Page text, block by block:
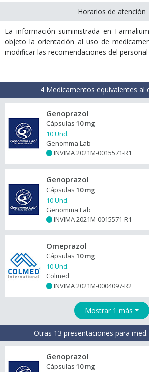
Horarios de atención
La información suministrada en
objeto la orientación al uso de
modificar las recomendaciones del personal
4 Medicamentos equivalentes al
Genoprazol
Cápsulas 10 mg
10 Und.
Genomma Lab
INVIMA 2021M-0015571-R1
Genoprazol
Cápsulas 10 mg
10 Und.
Genomma Lab
INVIMA 2021M-0015571-R1
Omeprazol
Cápsulas 10 mg
10 Und.
Colmed
INVIMA 2021M-0004097-R2
Mostrar 1 más
Otras 13 presentaciones para
Genoprazol
Cápsulas 10 mg